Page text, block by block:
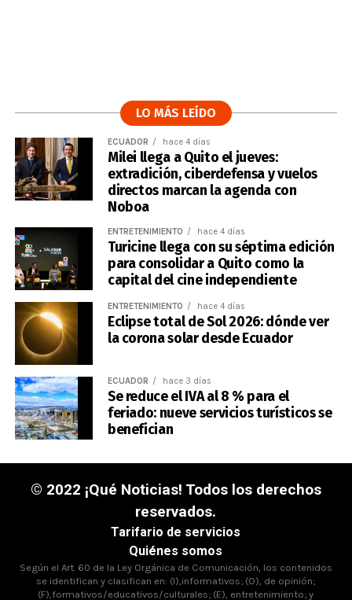
LO MÁS LEÍDO
ECUADOR hace 4 días
Milei llega a Quito el jueves:
extradición, ciberdefensa y vuelos
directos marcan la agenda con
Noboa
ENTRETENIMIENTO hace 4 días
Turicine llega con su séptima edición
para consolidar a Quito como la
capital del cine independiente
ENTRETENIMIENTO hace 4 días
Eclipse total de Sol 2026: dónde ver
la corona solar desde Ecuador
ECUADOR hace 3 días
Se reduce el IVA al 8 % para el
feriado: nueve servicios turísticos se
benefician
© 2022 ¡Qué Noticias! Todos los derechos
reservados.
Tarifario de servicios
Quiénes somos
Según el Art. 60 de la Ley Orgánica de Comunicación, los contenidos
se identifican y clasifican en: (I),informativos; (O), de opinión;
(F),formativos/educativos/culturales; (E), entretenimiento; y